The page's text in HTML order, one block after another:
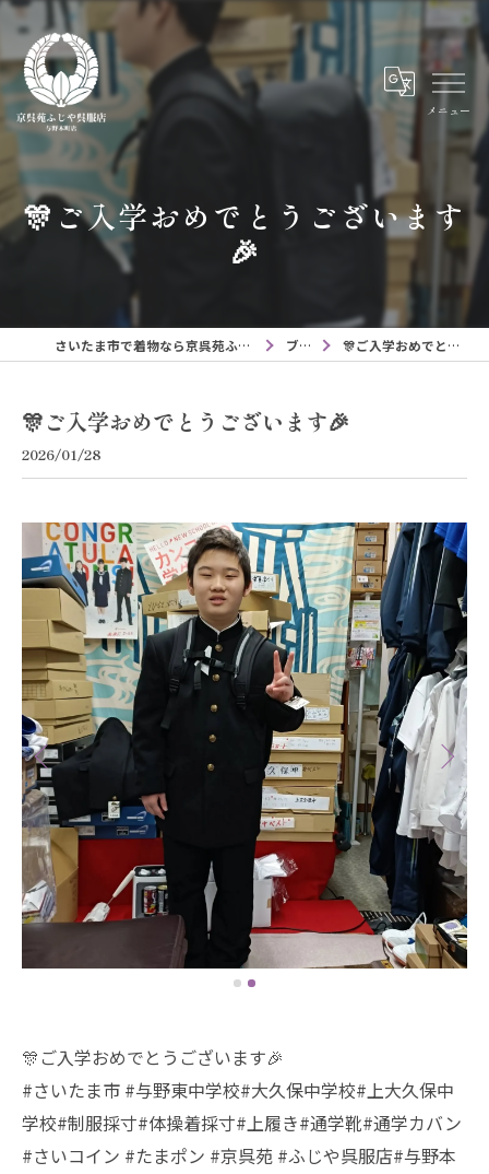
メニュー
🎊ご入学おめでとうございます
🎉
さいたま市で着物なら京呉苑ふじや呉服店与野本町店 ブログ 🎊ご入学おめでとうございます🎉
🎊ご入学おめでとうございます🎉
2026/01/28
🎊ご入学おめでとうございます🎉
#さいたま市 #与野東中学校#大久保中学校#上大久保中
学校#制服採寸#体操着採寸#上履き#通学靴#通学カバン
#さいコイン #たまポン #京呉苑 #ふじや呉服店#与野本